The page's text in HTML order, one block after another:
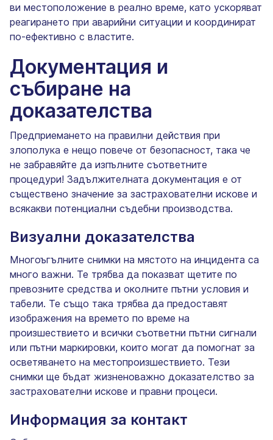
ви местоположение в реално време, като ускоряват
реагирането при аварийни ситуации и координират
по-ефективно с властите.
Документация и
събиране на
доказателства
Предприемането на правилни действия при
злополука е нещо повече от безопасност, така че
не забравяйте да изпълните съответните
процедури! Задължителната документация е от
съществено значение за застрахователни искове и
всякакви потенциални съдебни производства.
Визуални доказателства
Многоъгълните снимки на мястото на инцидента са
много важни. Те трябва да показват щетите по
превозните средства и околните пътни условия и
табели. Те също така трябва да предоставят
изображения на времето по време на
произшествието и всички съответни пътни сигнали
или пътни маркировки, които могат да помогнат за
осветяването на местопроизшествието. Тези
снимки ще бъдат жизненоважно доказателство за
застрахователни искове и правни процеси.
Информация за контакт